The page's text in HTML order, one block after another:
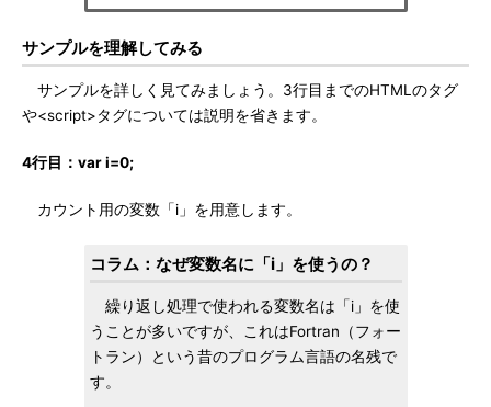
サンプルを理解してみる
サンプルを詳しく見てみましょう。3行目までのHTMLのタグ
や<script>タグについては説明を省きます。
4行目：var i=0;
カウント用の変数「i」を用意します。
コラム：なぜ変数名に「i」を使うの？
繰り返し処理で使われる変数名は「i」を使
うことが多いですが、これはFortran（フォー
トラン）という昔のプログラム言語の名残で
す。